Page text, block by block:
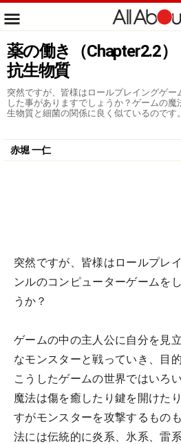
薬の働き（Chapter2.2
抗生物質
突然ですが、皆様はロールプレイングゲ
した事がありますでしょうか？ゲームの
生物質と細菌の関係に良く似ているのです。
赤堀 一仁
突然ですが、皆様はロールプレ
ンルのコンピューターゲームを
うか？
ゲームの中の主人公に自分を見
なモンスターと戦っていき、目
こうしたゲームの世界ではいろ
魔法は傷を癒したり鍵を開けた
すがモンスターを攻撃するもの
法には伝統的に炎系、氷系、雷